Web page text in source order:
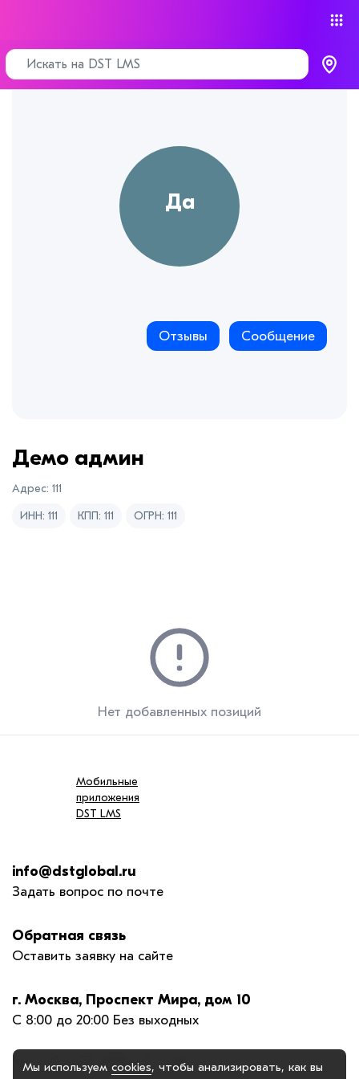
Отзывы Сообщение
Демо админ
Адрес: 111
ИНН: 111
КПП: 111 ОГРН: 111
Нет добавленных позиций
Мобильные
приложения
DST LMS
info@dstglobal.ru
Задать вопрос по почте
Обратная связь
Оставить заявку на сайте
г. Москва, Проспект Мира, дом 10
С 8:00 до 20:00 Без выходных
Мы используем cookies, чтобы анализировать, как вы